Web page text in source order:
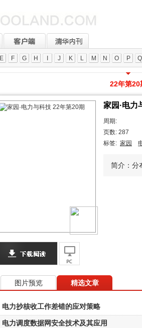
E F G H J K L M N O P Q
22年第20
家园·电力
周期:
页数: 287
标签: 家园
简介：分
图片预览 精选文章
电力抄核收工作差错的应对策略
电力调度数据网安全技术及其应用